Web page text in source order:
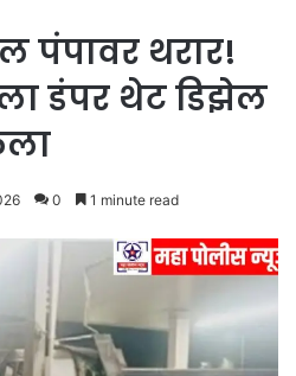
पंपावर थरार!
डंपर थेट डिझेल
0 1 minute read